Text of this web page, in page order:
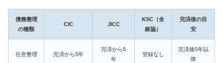
債務整理
の種類
CIC JICC
KSC（全
銀協）
完済後の目
安
任意整理 完済から5年
完済から5
年
登録なし
完済後5年以
降